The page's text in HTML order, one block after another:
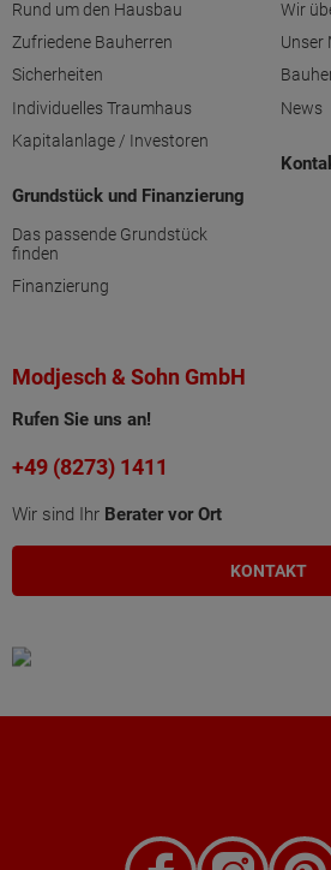
Rund um den Hausbau
Zufriedene Bauherren
Sicherheiten
Individuelles Traumhaus
Kapitalanlage / Investoren
Grundstück und Finanzierung
Das passende Grundstück
finden
Finanzierung
Wir
Unser
News
Modjesch & Sohn GmbH
Rufen Sie uns an!
+49 (8273) 1411
Wir sind Ihr Berater vor Ort
KONTAKT